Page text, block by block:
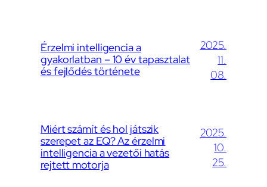
Érzelmi intelligencia a
gyakorlatban – 10 év tapasztalat
és fejlődés története
2025.
11.
08.
Miért számít és hol játszik
szerepet az EQ? Az érzelmi
intelligencia a vezetői hatás
rejtett motorja
2025.
10.
25.